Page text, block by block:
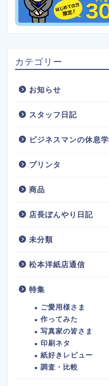
カテゴリー
お知らせ
スタッフ日記
ビジネスマンの休息学
プリンタ
商品
店長ぼんやり日記
未分類
松本洋紙店通信
特集
ご愛用様さま
作ってみた
写真家の皆さま
印刷ネタ
紙好きレビュー
調査・比較